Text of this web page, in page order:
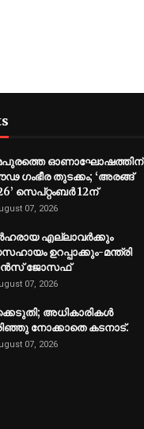
ഓണാഘോഷത്തിന്
ഗംഭീര തുടക്കം; ‘അരങ്ങ്
സെപ്റ്റംബർ 12ന്
07, 2026
എല്ലാവര്‍ക്കും
ഉറപ്പാക്കും-മന്ത്രി
ജോസഫ്
07, 2026
അധികാരികള്‍
നോക്കാതെ കടനാട്.
07, 2026